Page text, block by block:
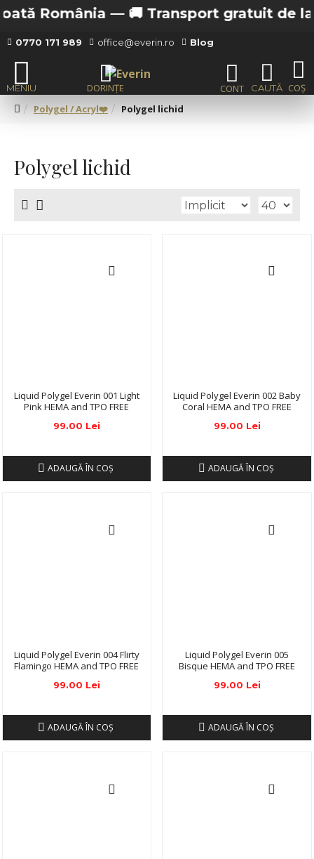
—🚚 Transport gratuit de la 200 lei
0770 171 989 office@everin.ro Blog
Polygel / Acryl❤️ Polygel lichid
Polygel lichid
Liquid Polygel Everin 001 Light
Pink HEMA and TPO FREE
99.00 Lei
ADAUGĂ ÎN COŞ
Liquid Polygel Everin 002 Baby
Coral HEMA and TPO FREE
99.00 Lei
ADAUGĂ ÎN COŞ
Liquid Polygel Everin 004 Flirty
Flamingo HEMA and TPO FREE
99.00 Lei
ADAUGĂ ÎN COŞ
Liquid Polygel Everin 005
Bisque HEMA and TPO FREE
99.00 Lei
ADAUGĂ ÎN COŞ